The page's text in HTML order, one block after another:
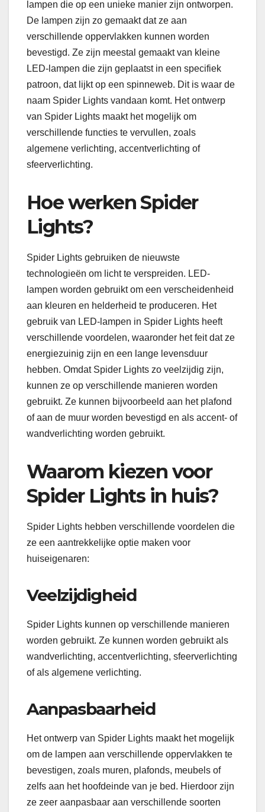
lampen die op een unieke manier zijn ontworpen.
De lampen zijn zo gemaakt dat ze aan
verschillende oppervlakken kunnen worden
bevestigd. Ze zijn meestal gemaakt van kleine
LED-lampen die zijn geplaatst in een specifiek
patroon, dat lijkt op een spinneweb. Dit is waar de
naam Spider Lights vandaan komt. Het ontwerp
van Spider Lights maakt het mogelijk om
verschillende functies te vervullen, zoals
algemene verlichting, accentverlichting of
sfeerverlichting.
Hoe werken Spider
Lights?
Spider Lights gebruiken de nieuwste
technologieën om licht te verspreiden. LED-
lampen worden gebruikt om een ​​verscheidenheid
aan kleuren en helderheid te produceren. Het
gebruik van LED-lampen in Spider Lights heeft
verschillende voordelen, waaronder het feit dat ze
energiezuinig zijn en een lange levensduur
hebben. Omdat Spider Lights zo veelzijdig zijn,
kunnen ze op verschillende manieren worden
gebruikt. Ze kunnen bijvoorbeeld aan het plafond
of aan de muur worden bevestigd en als accent- of
wandverlichting worden gebruikt.
Waarom kiezen voor
Spider Lights in huis?
Spider Lights hebben verschillende voordelen die
ze een aantrekkelijke optie maken voor
huiseigenaren:
Veelzijdigheid
Spider Lights kunnen op verschillende manieren
worden gebruikt. Ze kunnen worden gebruikt als
wandverlichting, accentverlichting, sfeerverlichting
of als algemene verlichting.
Aanpasbaarheid
Het ontwerp van Spider Lights maakt het mogelijk
om de lampen aan verschillende oppervlakken te
bevestigen, zoals muren, plafonds, meubels of
zelfs aan het hoofdeinde van je bed. Hierdoor zijn
ze zeer aanpasbaar aan verschillende soorten